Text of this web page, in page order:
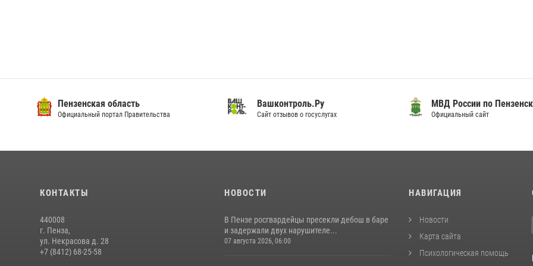
Пензенская область
Официальный портал Правительства
Вашконтроль.Ру
Сайт отзывов о госуслугах
МВД России по
Официальный сайт
КОНТАКТЫ
440008
г. Пенза,
ул. Некрасова д. 28
+7 (8412) 68-25-58
НОВОСТИ
В Пензе росгвардейцы пресекли дебош в баре
и задержали двух нарушителе...
07 августа 2026, 06:00
НАВИГАЦИЯ
Новости
Карта сайта
Психологическая помощь